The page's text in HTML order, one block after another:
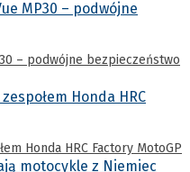
Honda HRC Factory MotoGP